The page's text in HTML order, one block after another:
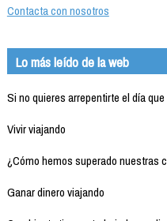
Contacta con nosotros
Lo más leído de la web
Si no quieres arrepentirte el día
Vivir viajando
¿Cómo hemos superado nuestras
Ganar dinero viajando